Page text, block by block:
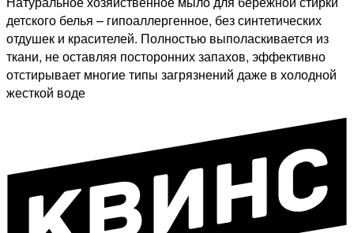
детского белья – гипоаллергенное, без синтетических
отдушек и красителей. Полностью выполаскивается из
ткани, не оставляя посторонних запахов, эффективно
отстирывает многие типы загрязнений даже в холодной
жесткой воде